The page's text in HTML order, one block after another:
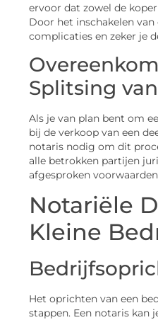
ervoor dat zowel de
Door het inschakelen
complicaties en zeker je
Splitsing
Als je van plan bent om
bij de verkoop van een
notaris nodig om dit
alle betrokken partijen
afgesproken
Notariële
Kleine
Het oprichten van een
stappen. Een notaris kan